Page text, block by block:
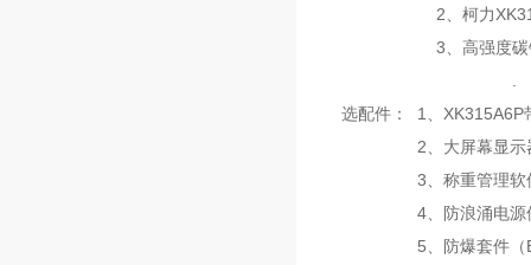
2、柯力XK3190系
3、高强度碳钢秤架
选配件： 1、XK315A6P
2、大屏幕显示器（
3、称重管理软
4、防浪涌电源保
5、防爆套件（